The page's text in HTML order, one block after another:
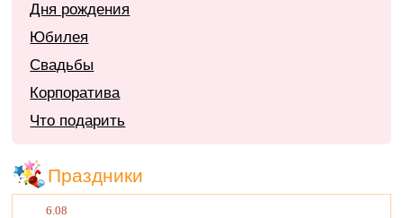
Дня рождения
Юбилея
Свадьбы
Корпоратива
Что подарить
Праздники
6.08